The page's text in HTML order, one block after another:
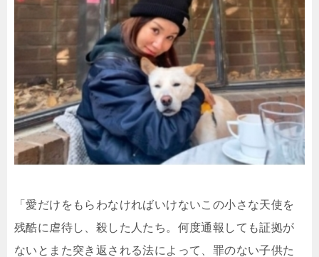
「愛だけをもらわなければいけないこの小さな天使を
残酷に虐待し、殺した人たち。何度通報しても証拠が
ないとまた突き返される法によって、罪のない子供た